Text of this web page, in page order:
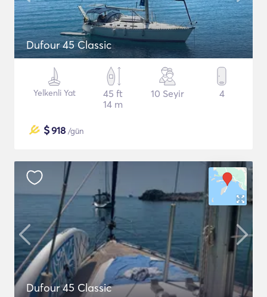
Dufour 45 Classic
Yelkenli Yat
45 ft
14 m
10 Seyir 4
$918 /gün
Dufour 45 Classic